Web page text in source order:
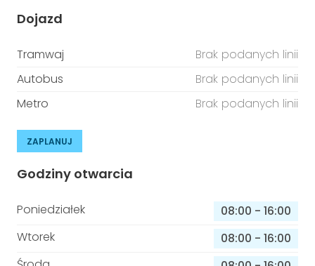
Dojazd
Tramwaj
Brak podanych linii
Autobus
Brak podanych linii
Metro
Brak podanych linii
ZAPLANUJ
Godziny otwarcia
Poniedziałek 08:00 - 16:00
Wtorek
08:00 - 16:00